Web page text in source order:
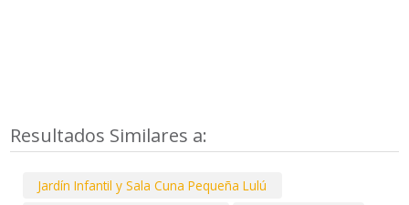
Resultados Similares a:
Jardín Infantil y Sala Cuna Pequeña Lulú